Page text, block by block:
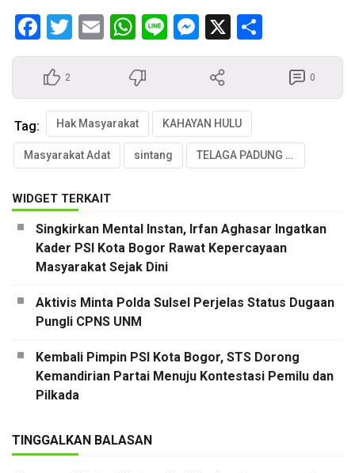
Facebook
Twitter
EmailWhatsApp
LineMessenger
X
2 0
Tag: Hak Masyarakat KAHAYAN HULU
Masyarakat Adat sintang TELAGA PADUNG BUKET
WIDGET TERKAIT
Singkirkan Mental Instan, Irfan Aghasar Ingatkan
Kader PSI Kota Bogor Rawat Kepercayaan
Masyarakat Sejak Dini
Aktivis Minta Polda Sulsel Perjelas Status Dugaan
Pungli CPNS UNM
Kembali Pimpin PSI Kota Bogor, STS Dorong
Kemandirian Partai Menuju Kontestasi Pemilu dan
Pilkada
TINGGALKAN BALASAN